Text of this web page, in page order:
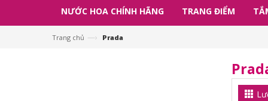
NƯỚC HOA CHÍNH HÃNG TRANG ĐIỂM
Trang chủ —› Prada